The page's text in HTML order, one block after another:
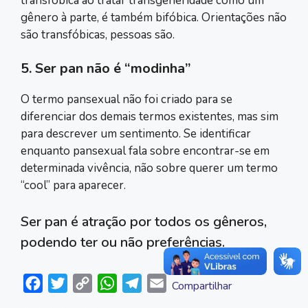
gênero à parte, é também bifóbica. Orientações não
são transfóbicas, pessoas são.
5. Ser pan não é “modinha”
O termo pansexual não foi criado para se
diferenciar dos demais termos existentes, mas sim
para descrever um sentimento. Se identificar
enquanto pansexual fala sobre encontrar-se em
determinada vivência, não sobre querer um termo
“cool” para aparecer.
Ser pan é atração por todos os gêneros,
podendo ter ou não preferências.
W
ECompartilhar